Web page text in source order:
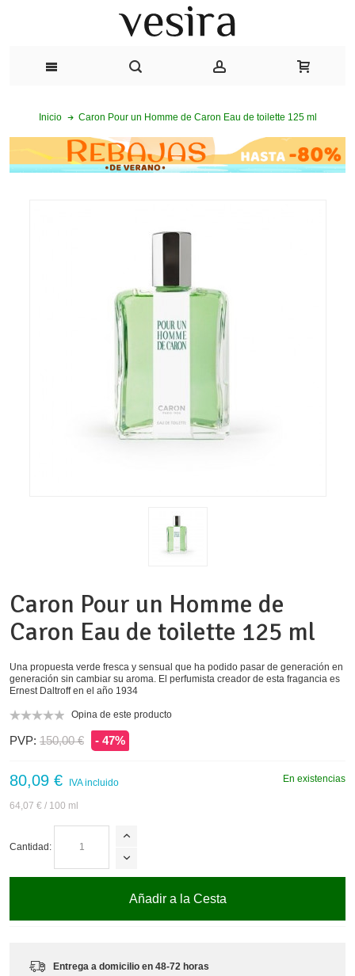
Inicio Caron Pour un Homme de Caron Eau de toilette 125 ml
Caron Pour un Homme de
Caron Eau de toilette 125 ml
Una propuesta verde fresca y sensual que ha podido pasar de generación en
generación sin cambiar su aroma. El perfumista creador de esta fragancia es
Ernest Daltroff en el año 1934
Opina de este producto
PVP: 150,00 € - 47%
En existencias
80,09 € IVA incluido
64,07 € / 100 ml
Cantidad:
Añadir a la Cesta
Entrega a domicilio en 48-72 horas